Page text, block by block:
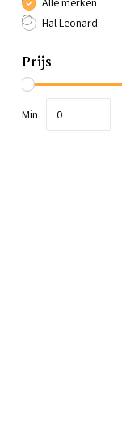
Hal Leonard
Prijs
Min